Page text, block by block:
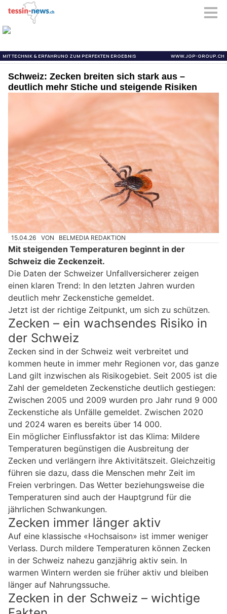
Schweiz: Zecken breiten sich stark aus –
deutlich mehr Stiche und steigende Risiken
15.04.26 VON BELMEDIA REDAKTION
Mit steigenden Temperaturen beginnt in der
Schweiz die Zeckenzeit.
Die Daten der Schweizer Unfallversicherer zeigen
einen klaren Trend: In den letzten Jahren wurden
deutlich mehr Zeckenstiche gemeldet.
Jetzt ist der richtige Zeitpunkt, um sich zu schützen.
Zecken – ein wachsendes Risiko in
der Schweiz
Zecken sind in der Schweiz weit verbreitet und
kommen heute in immer mehr Regionen vor, das ganze
Land gilt inzwischen als Risikogebiet. Seit 2005 ist die
Zahl der gemeldeten Zeckenstiche deutlich gestiegen:
Zwischen 2005 und 2009 wurden pro Jahr rund 9 000
Zeckenstiche als Unfälle gemeldet. Zwischen 2020
und 2024 waren es bereits über 14 000.
Ein möglicher Einflussfaktor ist das Klima: Mildere
Temperaturen begünstigen die Ausbreitung der
Zecken und verlängern ihre Aktivitätszeit. Gleichzeitig
führen sie dazu, dass die Menschen mehr Zeit im
Freien verbringen. Das Wetter beziehungsweise die
Temperaturen sind auch der Hauptgrund für die
jährlichen Schwankungen.
Zecken immer länger aktiv
Auf eine klassische «Hochsaison» ist immer weniger
Verlass. Durch mildere Temperaturen können Zecken
in der Schweiz nahezu ganzjährig aktiv sein. In
warmen Wintern werden sie früher aktiv und bleiben
länger auf Nahrungssuche.
Zecken in der Schweiz – wichtige